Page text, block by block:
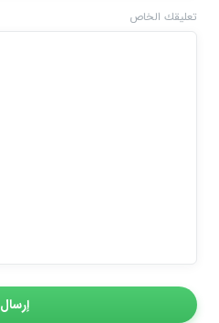
تعليقك الخاص
إرسال